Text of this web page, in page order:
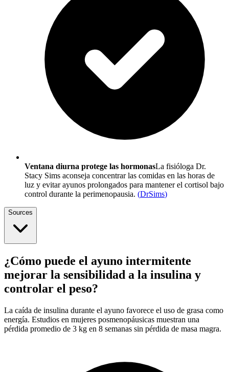
Ventana diurna protege las hormonasLa fisióloga Dr.
Stacy Sims aconseja concentrar las comidas en las horas de
luz y evitar ayunos prolongados para mantener el cortisol bajo
control durante la perimenopausia. (DrSims)
Sources
¿Cómo puede el ayuno intermitente
mejorar la sensibilidad a la insulina y
controlar el peso?
La caída de insulina durante el ayuno favorece el uso de grasa como
energía. Estudios en mujeres posmenopáusicas muestran una
pérdida promedio de 3 kg en 8 semanas sin pérdida de masa magra.